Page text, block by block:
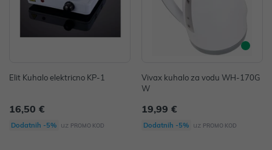
Elit Kuhalo elektricno KP-1
16,50 €
Dodatnih -5% uz PROMO KOD
Vivax kuhalo za vodu WH-170G
W
19,99 €
Dodatnih -5% uz PROMO KOD